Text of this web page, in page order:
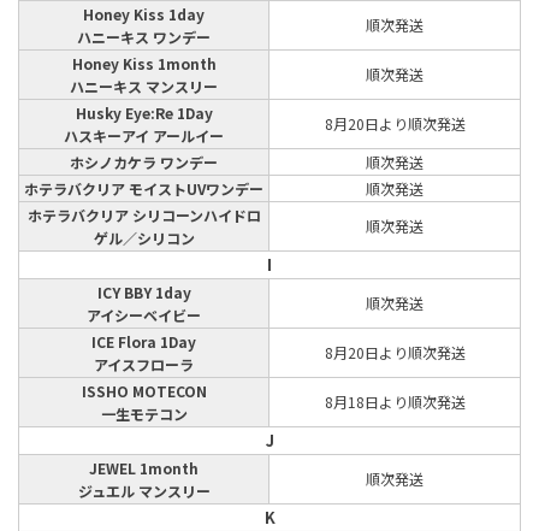
Honey Kiss 1day
ハニーキス ワンデー
順次発送
Honey Kiss 1month
ハニーキス マンスリー
順次発送
Husky Eye:Re 1Day
ハスキーアイ アールイー
8月20日より順次発送
ホシノカケラ ワンデー
順次発送
ホテラバクリア モイストUVワンデー
順次発送
ホテラバクリア シリコーンハイドロ
ゲル／シリコン
順次発送
I
ICY BBY 1day
アイシーベイビー
順次発送
ICE Flora 1Day
アイスフローラ
8月20日より順次発送
ISSHO MOTECON
一生モテコン
8月18日より順次発送
J
JEWEL 1month
ジュエル マンスリー
順次発送
K